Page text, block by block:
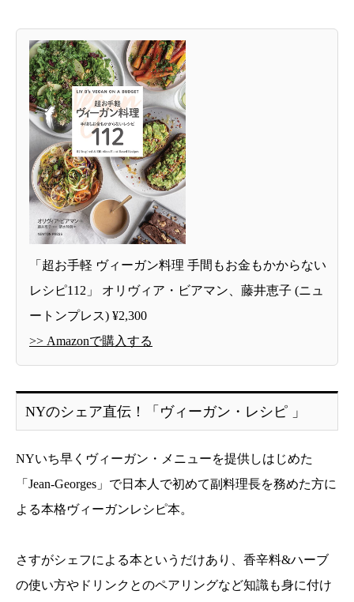
「超お手軽 ヴィーガン料理 手間もお金もかからない
レシピ112」 オリヴィア・ビアマン、藤井恵子 (ニュ
ートンプレス) ¥2,300
>> Amazonで購入する
NYのシェア直伝！「ヴィーガン・レシピ 」
NYいち早くヴィーガン・メニューを提供しはじめた
「Jean-Georges」で日本人で初めて副料理長を務めた方に
よる本格ヴィーガンレシピ本。
さすがシェフによる本というだけあり、香辛料&ハーブ
の使い方やドリンクとのペアリングなど知識も身に付け